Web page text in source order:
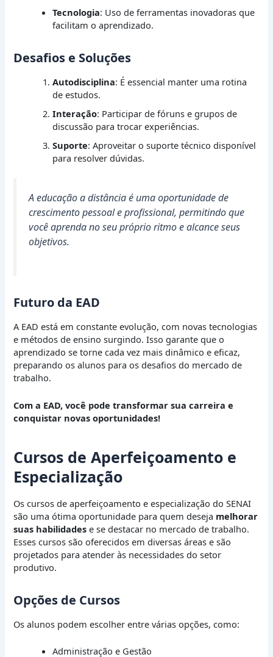
Tecnologia: Uso de ferramentas inovadoras que
facilitam o aprendizado.
Desafios e Soluções
Autodisciplina: É essencial manter uma rotina
de estudos.
Interação: Participar de fóruns e grupos de
discussão para trocar experiências.
Suporte: Aproveitar o suporte técnico disponível
para resolver dúvidas.
A educação a distância é uma oportunidade de
crescimento pessoal e profissional, permitindo que
você aprenda no seu próprio ritmo e alcance seus
objetivos.
Futuro da EAD
A EAD está em constante evolução, com novas tecnologias
e métodos de ensino surgindo. Isso garante que o
aprendizado se torne cada vez mais dinâmico e eficaz,
preparando os alunos para os desafios do mercado de
trabalho.
Com a EAD, você pode transformar sua carreira e
conquistar novas oportunidades!
Cursos de Aperfeiçoamento e
Especialização
Os cursos de aperfeiçoamento e especialização do SENAI
são uma ótima oportunidade para quem deseja melhorar
suas habilidades e se destacar no mercado de trabalho.
Esses cursos são oferecidos em diversas áreas e são
projetados para atender às necessidades do setor
produtivo.
Opções de Cursos
Os alunos podem escolher entre várias opções, como:
Administração e Gestão